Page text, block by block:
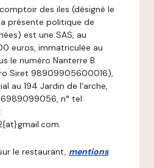
des iles (désigné le
présente politique de
est une SAS, au
euros, immatriculée au
le numéro Nanterre B
Siret 98909905600016),
au 194 Jardin de l'arche,
n° tel:
le restaurant, mentions